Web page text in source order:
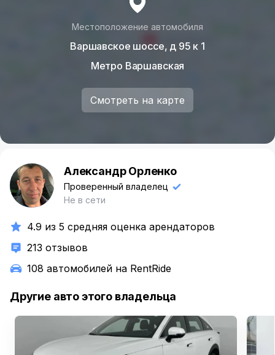
Местоположение автомобиля
Варшавское шоссе, д 95 к 1
Метро Варшавская
Смотреть на карте
А Александр Орленко
Проверенный владелец
Не в сети
4.9 из 5 средняя оценка арендаторов
213 отзывов
108 автомобилей на RentRide
Другие авто этого владельца